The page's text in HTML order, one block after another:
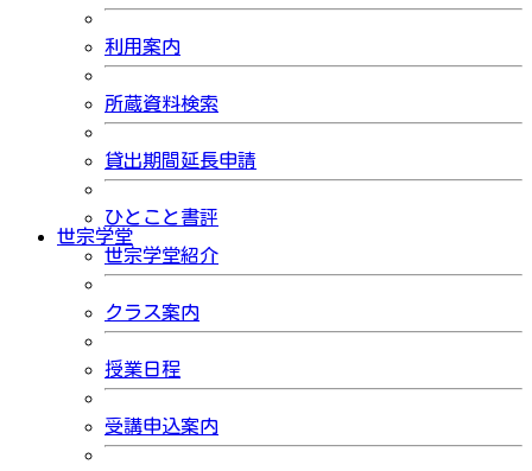
利用案内
所蔵資料検索
貸出期間延長申請
ひとこと書評
世宗学堂
世宗学堂紹介
クラス案内
授業日程
受講申込案内